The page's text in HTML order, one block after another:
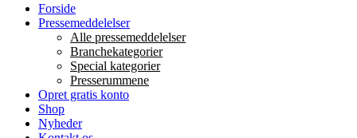
Forside
Pressemeddelelser
Alle pressemeddelelser
Branchekategorier
Special kategorier
Presserummene
Opret gratis konto
Shop
Nyheder